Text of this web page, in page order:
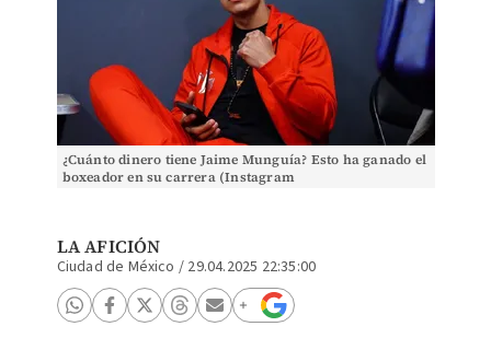
¿Cuánto dinero tiene Jaime Munguía? Esto ha ganado el
boxeador en su carrera (Instagram
LA AFICIÓN
Ciudad de México / 29.04.2025 22:35:00